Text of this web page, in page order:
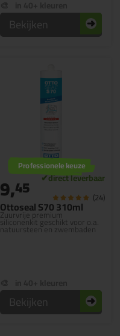
Bekijken
Ottoseal S70 310ml
Zuurvrije premium
siliconenkit geschikt voor o.a.
natuursteen en zwembaden
Professionele keuze
9,45 (24)
Bekijken